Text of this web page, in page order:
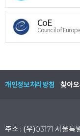
CoE
Council of
개인정보처리방침 찾아
주소 : (우)03171 서울특